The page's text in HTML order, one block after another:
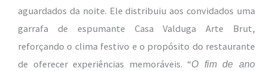
aguardados da noite. Ele distribuiu aos convidados uma
garrafa de espumante Casa Valduga Arte Brut,
reforçando o clima festivo e o propósito do restaurante
de oferecer experiências memoráveis. “O fim de ano